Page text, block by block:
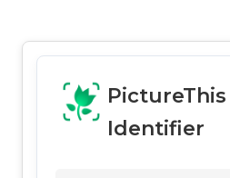
Identifier